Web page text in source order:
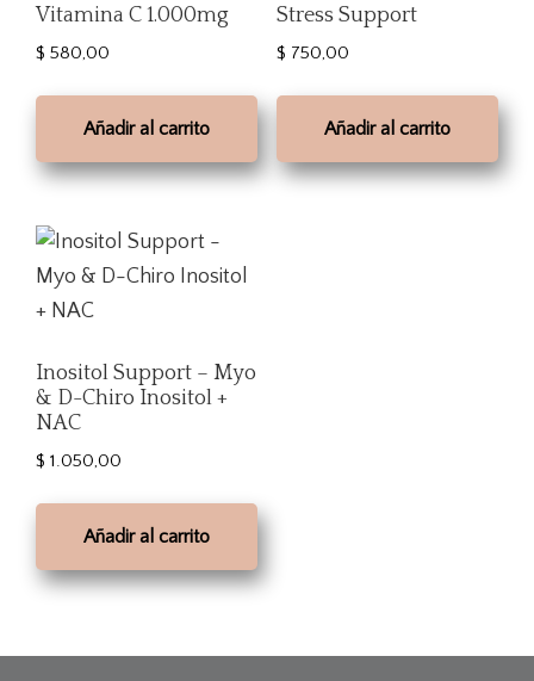
Vitamina C 1.000mg
$ 580,00
Añadir al carrito
Stress Support
$ 750,00
Añadir al carrito
Inositol Support – Myo
& D-Chiro Inositol +
NAC
$ 1.050,00
Añadir al carrito